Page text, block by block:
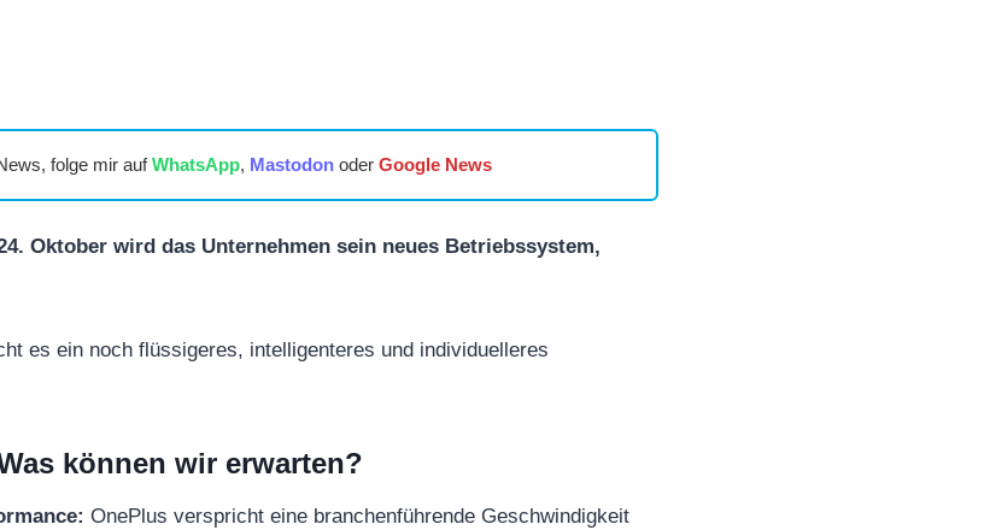
folge mir aufWhatsApp, Mastodonoder Google News
Oktober wird das Unternehmen sein neues Betriebssystem,
es ein noch flüssigeres, intelligenteres und individuelleres
können wir erwarten?
OnePlus verspricht eine branchenführende Geschwindigkeit